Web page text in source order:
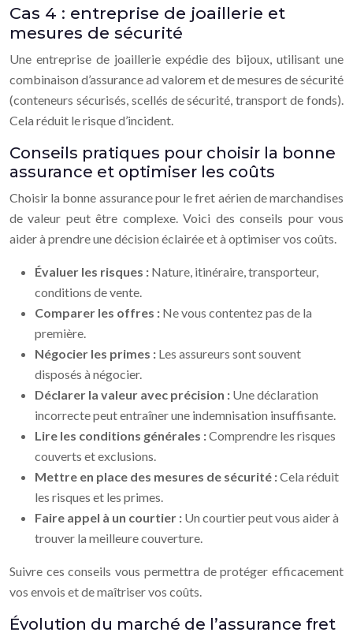
Cas 4 : entreprise de joaillerie et
mesures de sécurité
Une entreprise de joaillerie expédie des bijoux, utilisant une
combinaison d’assurance ad valorem et de mesures de sécurité
(conteneurs sécurisés, scellés de sécurité, transport de fonds).
Cela réduit le risque d’incident.
Conseils pratiques pour choisir la bonne
assurance et optimiser les coûts
Choisir la bonne assurance pour le fret aérien de marchandises
de valeur peut être complexe. Voici des conseils pour vous
aider à prendre une décision éclairée et à optimiser vos coûts.
Évaluer les risques : Nature, itinéraire, transporteur,
conditions de vente.
Comparer les offres : Ne vous contentez pas de la
première.
Négocier les primes : Les assureurs sont souvent
disposés à négocier.
Déclarer la valeur avec précision : Une déclaration
incorrecte peut entraîner une indemnisation insuffisante.
Lire les conditions générales :Comprendre les risques
couverts et exclusions.
Mettre en place des mesures de sécurité :Cela réduit
les risques et les primes.
Faire appel à un courtier : Un courtier peut vous aider à
trouver la meilleure couverture.
Suivre ces conseils vous permettra de protéger efficacement
vos envois et de maîtriser vos coûts.
Évolution du marché de l’assurance fret